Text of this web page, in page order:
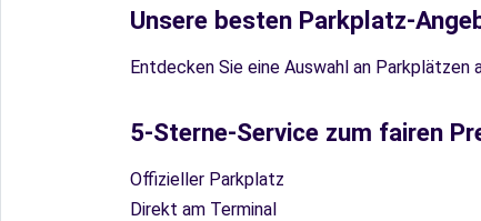
Unsere besten Parkplatz-
Entdecken Sie eine Auswahl an Parkplätzen
5-Sterne-Service zum fairen
Offizieller Parkplatz
Direkt am Terminal